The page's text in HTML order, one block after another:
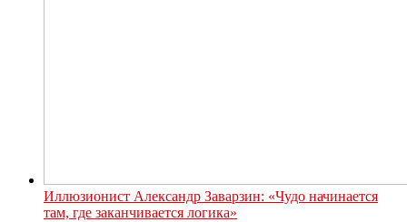
Иллюзионист Александр Заварзин: «Чудо начинается
там, где заканчивается логика»